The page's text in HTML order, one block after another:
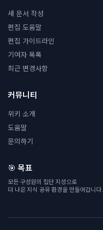
새 문서 작성
편집 도움말
편집 가이드라인
기여자 목록
최근 변경사항
커뮤니티
위키 소개
도움말
문의하기
🎯 목표
모든 구성원의 집단 지성으로
더 나은 지식 공유 환경을 만들어갑니다.